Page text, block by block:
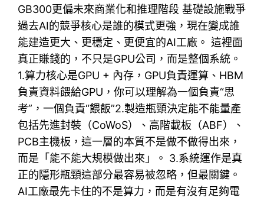
GB300更偏未來商業化和推理階段 基礎設施戰爭
過去AI的競爭核心是誰的模式更強，現在變成誰
能建造更大、更穩定、更便宜的AI工廠。 這裡面
真正賺錢的，不只是GPU公司，而是整個系統。
1.算力核心是GPU + 內存，GPU負責運算、HBM
負責資料餵給GPU，你可以理解為一個負責“思
考”，一個負責“餵飯”2.製造瓶頸決定能不能量產
包括先進封裝（CoWoS）、高階載板（ABF）、
PCB主機板，這一層的本質不是做不做得出來，
而是「能不能大規模做出來」。 3.系統運作是真
正的隱形瓶頸這部分最容易被忽略，但最關鍵。
AI工廠最先卡住的不是算力，而是有沒有足夠電